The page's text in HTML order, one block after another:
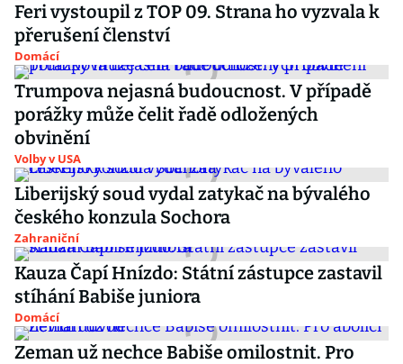
Feri vystoupil z TOP 09. Strana ho vyzvala k
přerušení členství
Domácí
Trumpova nejasná budoucnost. V případě
porážky může čelit řadě odložených
obvinění
Volby v USA
Liberijský soud vydal zatykač na bývalého
českého konzula Sochora
Zahraniční
Kauza Čapí Hnízdo: Státní zástupce zastavil
stíhání Babiše juniora
Domácí
Zeman už nechce Babiše omilostnit. Pro